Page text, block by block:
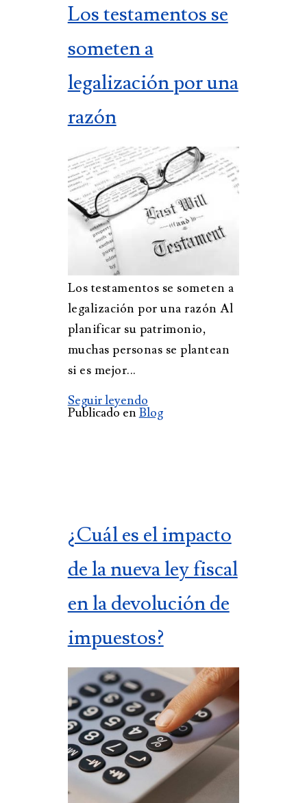
Los testamentos se
someten a
legalización por una
razón
Los testamentos se someten a
legalización por una razón Al
planificar su patrimonio,
muchas personas se plantean
si es mejor...
Seguir leyendo
Publicado en Blog
¿Cuál es el impacto
de la nueva ley fiscal
en la devolución de
impuestos?